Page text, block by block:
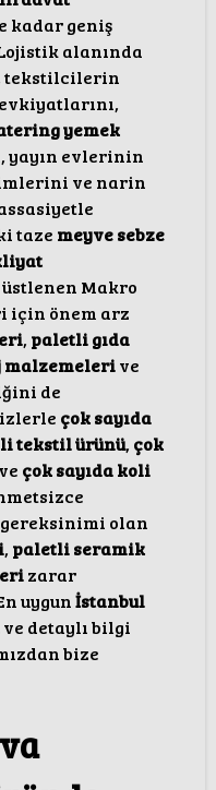
kadar geniş
alanında
tekstilcilerin
yemek
evlerinin
ve narin
taze meyve sebze
üstlenen Makro
için önem arz
, paletli gıda
malzemelerive
de
çok sayıda
tekstil ürünü, çok
ve çok sayıda koli
olan
, paletli seramik
zarar
uygunİstanbul
ve detaylı bilgi
bize